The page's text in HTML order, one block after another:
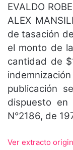
EVALDO
ALEX
de tasación
el monto de
cantidad de
publicación
dispuesto
N°2186, de
Ver extracto